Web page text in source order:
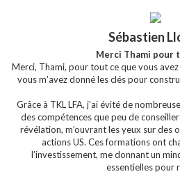
Sébastien
Merci Thami pour
Merci, Thami, pour tout ce que vous
vous m’avez donné les clés pour
Grâce à TKL LFA, j’ai évité de
des compétences que peu de
révélation, m’ouvrant les yeux sur des
actions US. Ces formations ont
l’investissement, me donnant un
essentielles pour